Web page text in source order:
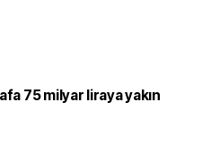
75 milyar liraya yakın